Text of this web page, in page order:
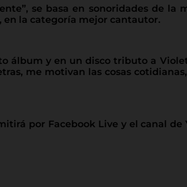
se basa en sonoridades de
en la categoría mejor cantautor.
álbum y en un disco tributo a
me motivan las cosas
por Facebook Live y el canal